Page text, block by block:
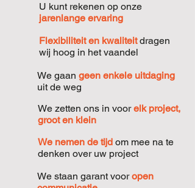
U kunt rekenen op onze
jarenlange ervaring
Flexibiliteit en kwaliteitdragen
wij hoog in het vaandel
We gaan geen enkele uitdaging
uit de weg
We zetten ons in voorelk project,
groot en klein
We nemen de tijd om mee na te
denken over uw project
We staan garant vooropen